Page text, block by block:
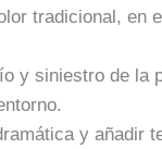
tradicional,
y siniestro de
y añadir